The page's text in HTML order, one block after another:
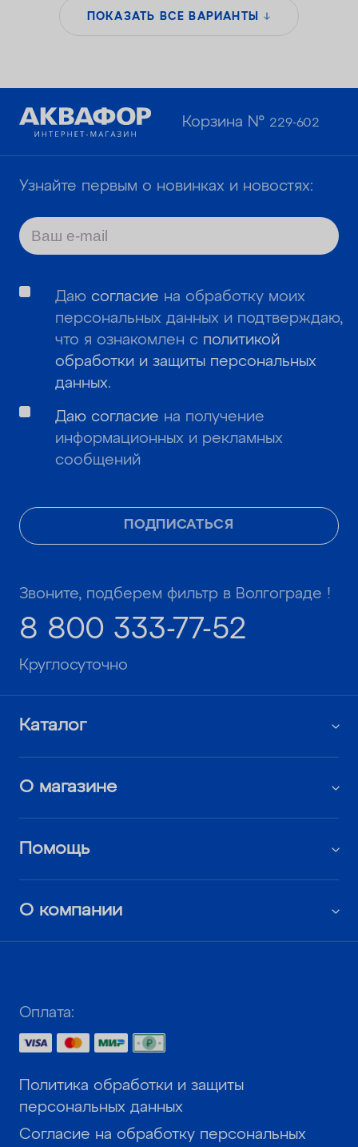
ПОКАЗАТЬ ВСЕ ВАРИАНТЫ
Корзина № 229-602
Узнайте первым о новинках и новостях:
ПОДПИСАТЬСЯ
Даю согласие на обработку моих
персональных данных и подтверждаю,
что я ознакомлен с политикой
обработки и защиты персональных
данных.
Даю согласие на получение
информационных и рекламных
сообщений
Звоните, подберем фильтр в Волгограде !
8 800 333-77-52
Круглосуточно
Каталог
О магазине
Помощь
О компании
Оплата:
Политика обработки и защиты
персональных данных
Согласие на обработку персональных